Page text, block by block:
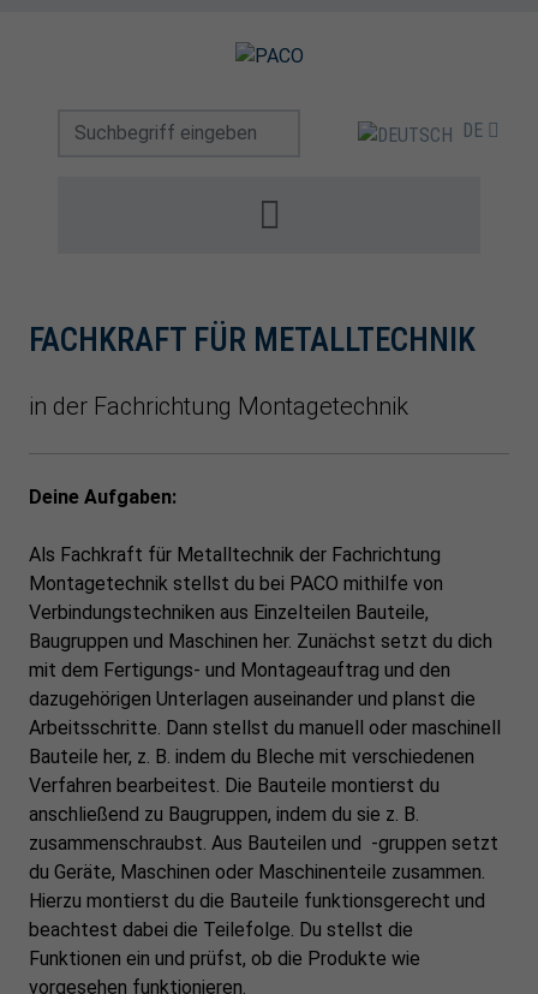
DE
FACHKRAFT FÜR METALLTECHNIK
in der Fachrichtung Montagetechnik
Deine Aufgaben:
Als Fachkraft für Metalltechnik der Fachrichtung
Montagetechnik stellst du bei PACO mithilfe von
Verbindungstechniken aus Einzelteilen Bauteile,
Baugruppen und Maschinen her. Zunächst setzt du dich
mit dem Fertigungs- und Montageauftrag und den
dazugehörigen Unterlagen auseinander und planst die
Arbeitsschritte. Dann stellst du manuell oder maschinell
Bauteile her, z. B. indem du Bleche mit verschiedenen
Verfahren bearbeitest. Die Bauteile montierst du
anschließend zu Baugruppen, indem du sie z. B.
zusammenschraubst. Aus Bauteilen und -gruppen setzt
du Geräte, Maschinen oder Maschinenteile zusammen.
Hierzu montierst du die Bauteile funktionsgerecht und
beachtest dabei die Teilefolge. Du stellst die
Funktionen ein und prüfst, ob die Produkte wie
vorgesehen funktionieren.